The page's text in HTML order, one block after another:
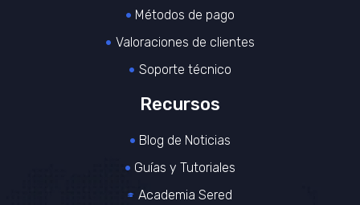
Métodos de pago
Valoraciones de clientes
Soporte técnico
Recursos
Blog de Noticias
Guías y Tutoriales
Academia Sered